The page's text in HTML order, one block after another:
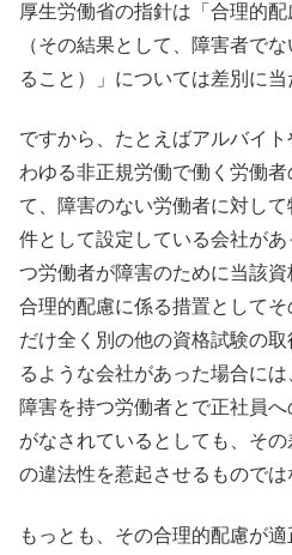
厚生労働省の指針は「合理的
（その結果として、障害者で
ること）」については差別に当
ですから、たとえばアルバイ
わゆる非正規労働で働く労働
て、障害のない労働者に対し
件として設定している会社が
つ労働者が障害のために当該
合理的配慮に係る措置として
だけ全く別の他の資格試験の
るような会社があった場合に
障害を持つ労働者とで正社員
がなされているとしても、そ
の違法性を惹起させるものでは
もっとも、その合理的配慮が